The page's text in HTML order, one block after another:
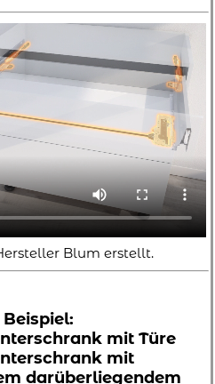
Blum erstellt.
mit Türe
mit
darüberliegendem